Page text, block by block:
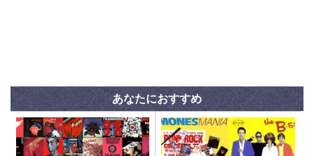
あなたにおすすめ